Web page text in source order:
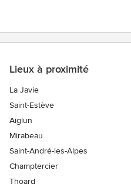
Lieux à proximité
La Javie
Saint-Estève
Aiglun
Mirabeau
Saint-André-les-Alpes
Champtercier
Thoard